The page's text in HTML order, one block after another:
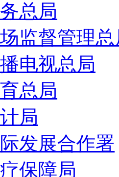
总局
监督管理
电视总局
总局
局
发展合作署
保障局